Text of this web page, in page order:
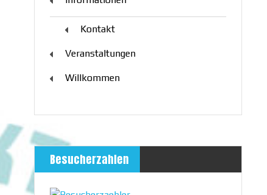
Kontakt
Veranstaltungen
Willkommen
Besucherzahlen